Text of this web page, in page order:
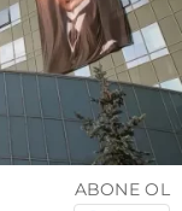
ABONE OL